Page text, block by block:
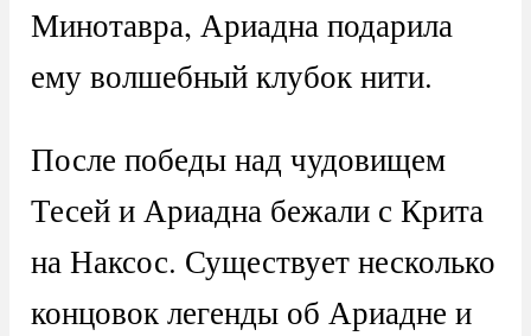
Минотавра, Ариадна подарила
ему волшебный клубок нити.
После победы над чудовищем
Тесей и Ариадна бежали с Крита
на Наксос. Существует несколько
концовок легенды об Ариадне и